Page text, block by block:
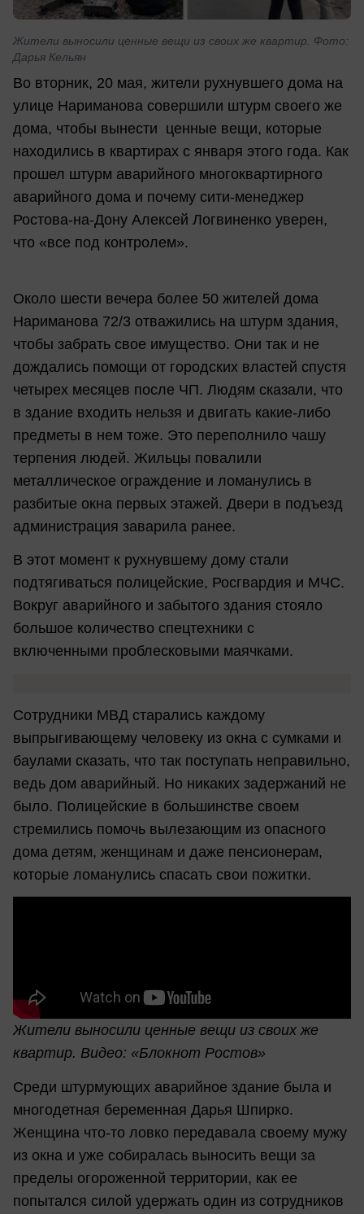
Жители выносили ценные вещи из своих же квартир. Фото:
Дарья Кельян
Во вторник, 20 мая, жители рухнувшего дома на
улице Нариманова совершили штурм своего же
дома, чтобы вынести ценные вещи, которые
находились в квартирах с января этого года. Как
прошел штурм аварийного многоквартирного
аварийного дома и почему сити-менеджер
Ростова-на-Дону Алексей Логвиненко уверен,
что «все под контролем».
Около шести вечера более 50 жителей дома
Нариманова 72/3 отважились на штурм здания,
чтобы забрать свое имущество. Они так и не
дождались помощи от городских властей спустя
четырех месяцев после ЧП. Людям сказали, что
в здание входить нельзя и двигать какие-либо
предметы в нем тоже. Это переполнило чашу
терпения людей. Жильцы повалили
металлическое ограждение и ломанулись в
разбитые окна первых этажей. Двери в подъезд
администрация заварила ранее.
В этот момент к рухнувшему дому стали
подтягиваться полицейские, Росгвардия и МЧС.
Вокруг аварийного и забытого здания стояло
большое количество спецтехники с
включенными проблесковыми маячками.
Сотрудники МВД старались каждому
выпрыгивающему человеку из окна с сумками и
баулами сказать, что так поступать неправильно,
ведь дом аварийный. Но никаких задержаний не
было. Полицейские в большинстве своем
стремились помочь вылезающим из опасного
дома детям, женщинам и даже пенсионерам,
которые ломанулись спасать свои пожитки.
Жители выносили ценные вещи из своих же
квартир. Видео: «Блокнот Ростов»
Среди штурмующих аварийное здание была и
многодетная беременная Дарья Шпирко.
Женщина что-то ловко передавала своему мужу
из окна и уже собиралась выносить вещи за
пределы огороженной территории, как ее
попытался силой удержать один из сотрудников